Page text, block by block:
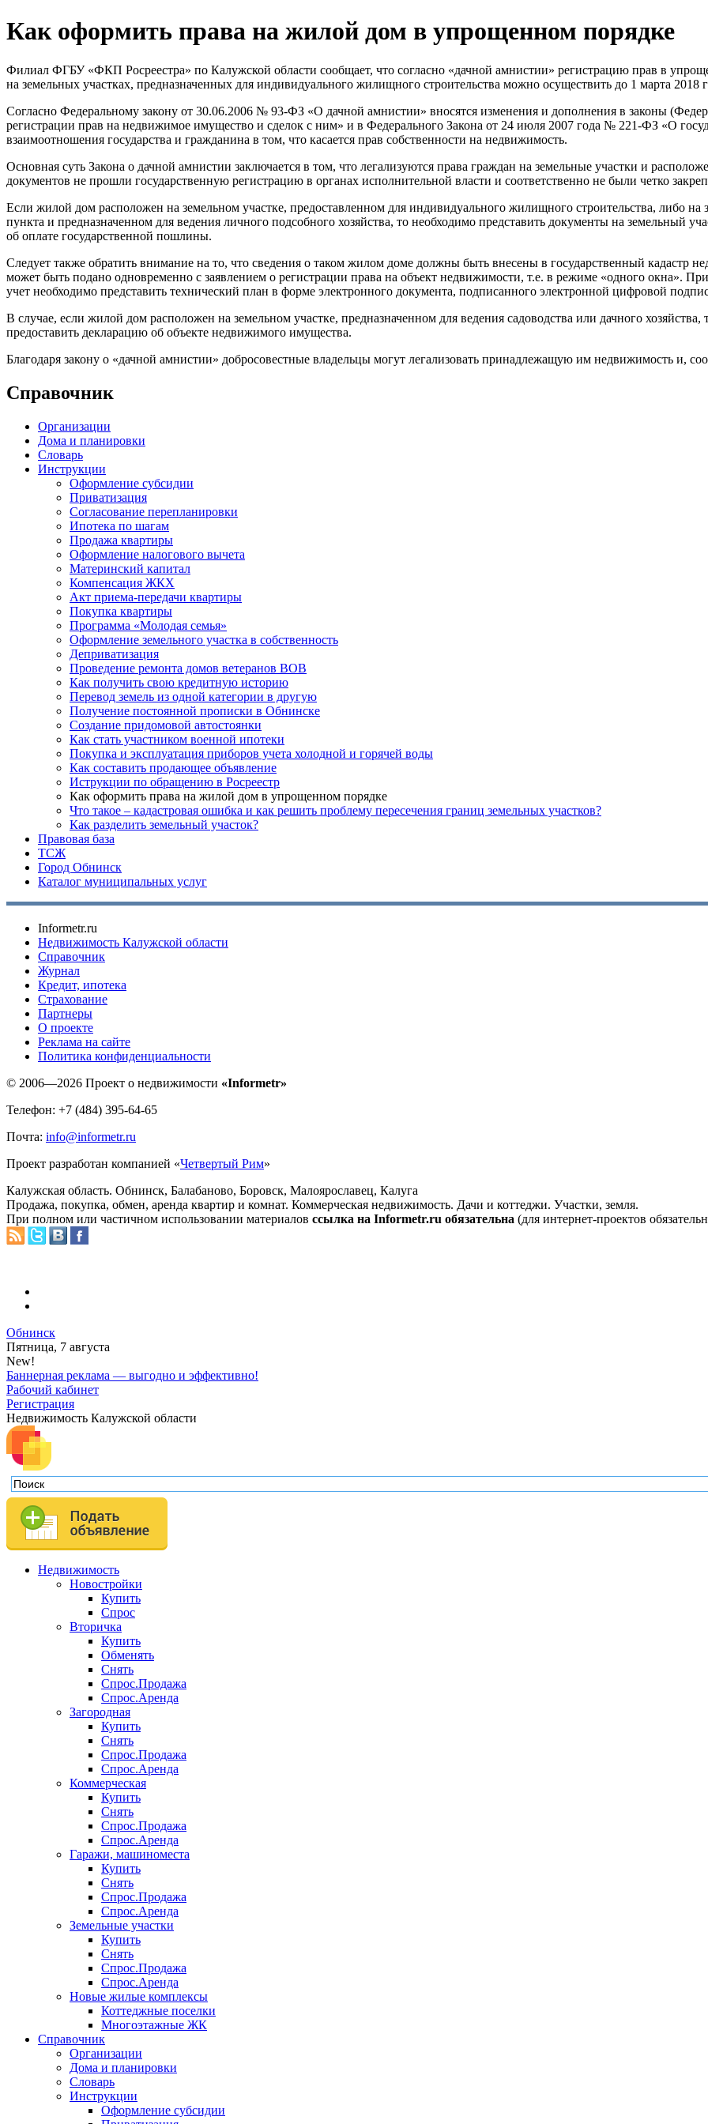
Как оформить права на жилой дом в упрощенном порядке
Филиал ФГБУ «ФКП Росреестра» по Калужской области сообщает, что согласно «дачной амнистии» регистрацию прав в
на земельных участках, предназначенных для индивидуального жилищного строительства можно осуществить до 1 марта 2018
Согласно Федеральному закону от 30.06.2006 № 93-ФЗ «О дачной амнистии» вносятся изменения и дополнения в законы
регистрации прав на недвижимое имущество и сделок с ним» и в Федерального Закона от 24 июля 2007 года № 221-ФЗ «О
взаимоотношения государства и гражданина в том, что касается прав собственности на недвижимость.
Основная суть Закона о дачной амнистии заключается в том, что легализуются права граждан на земельные участки и
документов не прошли государственную регистрацию в органах исполнительной власти и соответственно не были четко
Если жилой дом расположен на земельном участке, предоставленном для индивидуального жилищного строительства, либо на
пункта и предназначенном для ведения личного подсобного хозяйства, то необходимо представить документы на земельный
об оплате государственной пошлины.
Следует также обратить внимание на то, что сведения о таком жилом доме должны быть внесены в государственный кадастр
может быть подано одновременно с заявлением о регистрации права на объект недвижимости, т.е. в режиме «одного окна».
учет необходимо представить технический план в форме электронного документа, подписанного электронной цифровой
В случае, если жилой дом расположен на земельном участке, предназначенном для ведения садоводства или дачного
предоставить декларацию об объекте недвижимого имущества.
Благодаря закону о «дачной амнистии» добросовестные владельцы могут легализовать принадлежащую им недвижимость и,
Справочник
Организации
Дома и планировки
Словарь
Инструкции
Оформление субсидии
Приватизация
Согласование перепланировки
Ипотека по шагам
Продажа квартиры
Оформление налогового вычета
Материнский капитал
Компенсация ЖКХ
Акт приема-передачи квартиры
Покупка квартиры
Программа «Молодая семья»
Оформление земельного участка в собственность
Деприватизация
Проведение ремонта домов ветеранов ВОВ
Как получить свою кредитную историю
Перевод земель из одной категории в другую
Получение постоянной прописки в Обнинске
Создание придомовой автостоянки
Как стать участником военной ипотеки
Покупка и эксплуатация приборов учета холодной и горячей воды
Как составить продающее объявление
Иструкции по обращению в Росреестр
Как оформить права на жилой дом в упрощенном порядке
Что такое – кадастровая ошибка и как решить проблему пересечения границ земельных участков?
Как разделить земельный участок?
Правовая база
ТСЖ
Город Обнинск
Каталог муниципальных услуг
Informetr.ru
Недвижимость Калужской области
Справочник
Журнал
Кредит, ипотека
Страхование
Партнеры
O проекте
Реклама на сайте
Политика конфиденциальности
© 2006—2026 Проект о недвижимости «Informetr»
Телефон: +7 (484) 395-64-65
Почта: info@informetr.ru
Проект разработан компанией «Четвертый Рим»
Калужская область. Обнинск, Балабаново, Боровск, Малоярославец, Калуга
Продажа, покупка, обмен, аренда квартир и комнат. Коммерческая недвижимость. Дачи и коттеджи. Участки, земля.
При полном или частичном использовании материалов ссылка на Informetr.ru обязательна (для интернет-проектов
Обнинск
Пятница, 7 августа
New!
Баннерная реклама — выгодно и эффективно!
Рабочий кабинет
Регистрация
Недвижимость Калужской области
Недвижимость
Новостройки
Купить
Спрос
Вторичка
Купить
Обменять
Снять
Спрос.Продажа
Спрос.Аренда
Загородная
Купить
Снять
Спрос.Продажа
Спрос.Аренда
Коммерческая
Купить
Снять
Спрос.Продажа
Спрос.Аренда
Гаражи, машиноместа
Купить
Снять
Спрос.Продажа
Спрос.Аренда
Земельные участки
Купить
Снять
Спрос.Продажа
Спрос.Аренда
Новые жилые комплексы
Коттеджные поселки
Многоэтажные ЖК
Справочник
Организации
Дома и планировки
Словарь
Инструкции
Оформление субсидии